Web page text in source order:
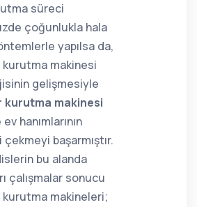
süreci
çoğunlukla hala
yapılsa da,
kurutma makinesi
gelişmesiyle
kurutma makinesi
hanımlarının
başarmıştır.
bu alanda
çalışmalar sonucu
kurutma makineleri;